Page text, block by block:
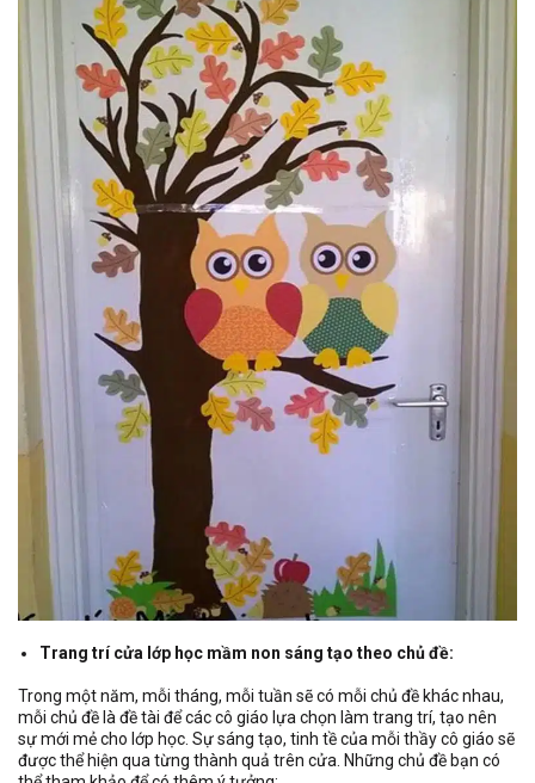
Trang trí cửa lớp học mầm non sáng tạo theo chủ đề:
Trong một năm, mỗi tháng, mỗi tuần sẽ có mỗi chủ đề khác nhau,
mỗi chủ đề là đề tài để các cô giáo lựa chọn làm trang trí, tạo nên
sự mới mẻ cho lớp học. Sự sáng tạo, tinh tề của mỗi thầy cô giáo sẽ
được thể hiện qua từng thành quả trên cửa. Những chủ đề bạn có